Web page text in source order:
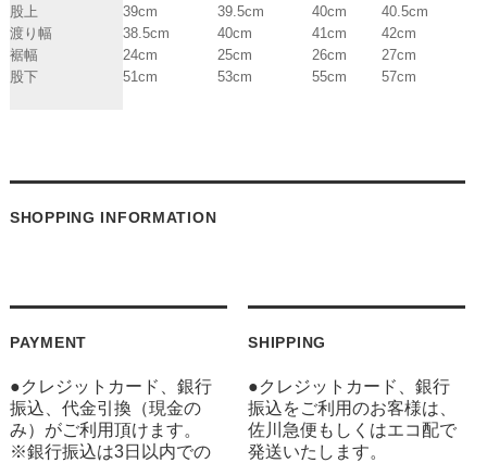
股上
39cm 39.5cm 40cm
40.5cm
渡り幅
38.5cm 40cm 41cm
42cm
裾幅
24cm 25cm 26cm
27cm
股下
51cm 53cm 55cm 57cm
SHOPPING INFORMATION
PAYMENT
●クレジットカード、銀行
振込、代金引換（現金の
み）がご利用頂けます。
※銀行振込は3日以内での
SHIPPING
●クレジットカード、銀行
振込をご利用のお客様は、
佐川急便もしくはエコ配で
発送いたします。